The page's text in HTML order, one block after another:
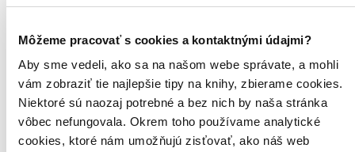
Môžeme pracovať s cookies a kontaktnými údajmi?
Aby sme vedeli, ako sa na našom webe správate, a mohli
vám zobraziť tie najlepšie tipy na knihy, zbierame cookies.
Niektoré sú naozaj potrebné a bez nich by naša stránka
vôbec nefungovala. Okrem toho používame analytické
cookies, ktoré nám umožňujú zisťovať, ako náš web
Gabriela Tabačková (9 titulov)Gabriela Tabačková9
Jovanka Rybová (9 titulov) Jovanka Rybová9
Mária Vargová (8 titulov)Mária Vargová8
Pavel Klech (8 titulov)Pavel Klech8
Jana Hűblerová (8 titulov) Jana Hűblerová8
Eduard Skonc (8 titulov)Eduard Skonc8
Monika Szelesová (8 titulov) Monika Szelesová